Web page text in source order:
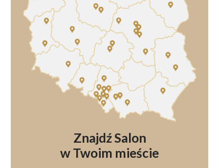
Znajdź Salon
w Twoim mieście